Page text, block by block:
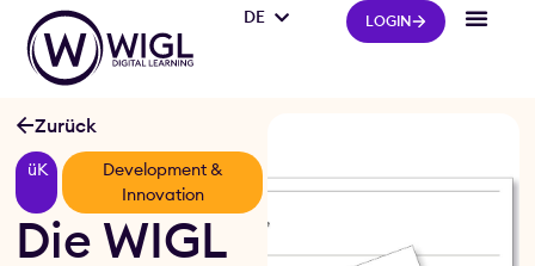
LOGIN
DE
IT
Zurück
üK
Development &
Innovation
Die WIGL